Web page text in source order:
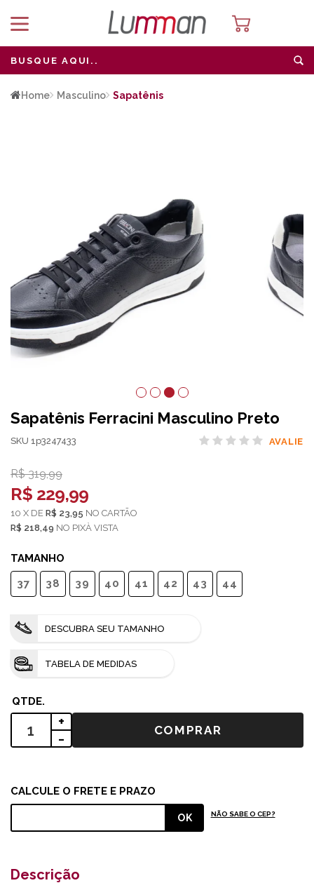
Home Masculino Sapatênis
Sapatênis Ferracini Masculino Preto
SKU 1p3247433 AVALIE
R$ 319,99
R$ 229,99
10 X DE R$ 23,95 NO CARTÃO
R$ 218,49 NO PIX
TAMANHO
37
38 39 40 41 42 43 44
DESCUBRA SEU TAMANHO
TABELA DE MEDIDAS
+
-
NÃO SABE O CEP?
Descrição